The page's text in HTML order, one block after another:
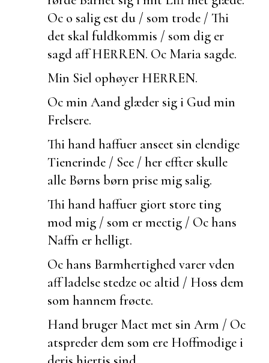
Oc o salig est du / som trode / Thi
det skal fuldkommis / som dig er
sagd aff HERREN. Oc Maria sagde.
Min Siel ophøyer HERREN.
Oc min Aand glæder sig i Gud min
Frelsere.
Thi hand haffuer anseet sin elendige
Tienerinde / See / her effter skulle
alle Børns børn prise mig salig.
Thi hand haffuer giort store ting
mod mig / som er mectig / Oc hans
Naffn er helligt.
Oc hans Barmhertighed varer vden
aff ladelse stedze oc altid / Hoss dem
som hannem frøcte.
Hand bruger Mact met sin Arm / Oc
atspreder dem som ere Hoffmodige i